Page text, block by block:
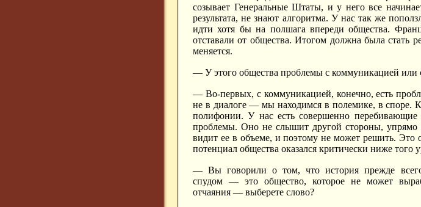
созывает Генеральные Штаты, и у него все
результата, не знают алгоритма. У нас так же
идти хотя бы на полшага впереди общества.
отставали от общества. Итогом должна была стать
меняется.
— У этого общества проблемы с коммуникацией
— Во-первых, с коммуникацией, конечно, есть
не в диалоге — мы находимся в полемике, в споре.
полифонии. У нас есть совершенно
проблемы. Оно не слышит другой стороны, упрямо
видит ее в объеме, и поэтому не может решить.
потенциал общества оказался критически ниже того
— Вы говорили о том, что история прежде всего
спудом — это общество, которое не может
отчаяния — выберете слово?